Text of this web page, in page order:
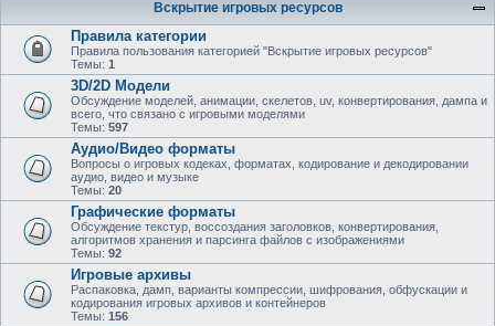
Вскрытие игровых ресурсов
Правила категории
Правила пользования категорией "Вскрытие игровых ресурсов"
Темы: 1
3D/2D Модели
Обсуждение моделей, анимации, скелетов, uv, конвертирования, дампа и
всего, что связано с игровыми моделями
Темы: 597
Аудио/Видео форматы
Вопросы о игровых кодеках, форматах, кодирование и декодировании
аудио, видео и музыке
Темы: 20
Графические форматы
Обсуждение текстур, воссоздания заголовков, конвертирования,
алгоритмов хранения и парсинга файлов с изображениями
Темы: 92
Игровые архивы
Распаковка, дамп, варианты компрессии, шифрования, обфускации и
кодирования игровых архивов и контейнеров
Темы: 156